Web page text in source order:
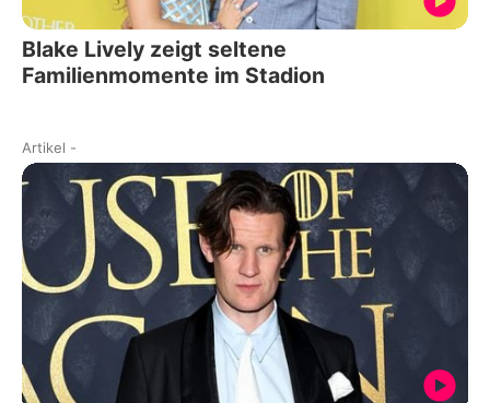
Blake Lively zeigt seltene
Familienmomente im Stadion
Artikel -